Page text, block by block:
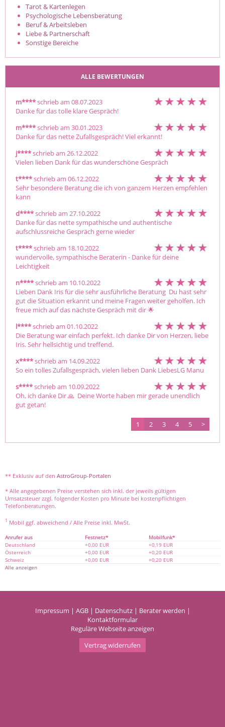
Tarot & Kartenlegen
Psychologische Lebensberatung
Beruf & Arbeitsleben
Liebe & Partnerschaft
Sonstige Bereiche
ALLE BEWERTUNGEN
m****schrieb am 08.07.2023
Danke für das tolle klare Gespräch!
m****schrieb am 30.01.2023
Danke für das nette Zufallsgespräch! Viel erkannt!
j****schrieb am 26.12.2022
Vielen lieben Dank für das wunderschöne Gespräch
t****schrieb am 06.12.2022
Sehr besondere Beratung die ich von ganzem Herzen empfehlen
kann
d****schrieb am 27.10.2022
Danke für das nette sympathische und authentische
aufschlussreiche Gespräch gerne wieder
t****schrieb am 18.10.2022
wundervolle, sympathische Beraterin - Danke für deine
Leichtigkeit
n****schrieb am 10.10.2022
Lieben Dank Iris für die sehr ausführliche Beratung  Du hast sehr
gut die Situation erkannt und meine Fragen weiter geholfen. Ich
freue mich auf das nächste Gespräch mit dir 🌟
l****schrieb am 01.10.2022
Die Beratung war einfach perfekt. Ich danke Dir von Herzen, liebe
Iris. Sehr hellsichtig und treffend.
x****schrieb am 14.09.2022
So ein tolles Zufallsgespräch, vielen lieben Dank LiebesLG Manu
s****schrieb am 10.09.2022
Oh, ich danke Dir 🙏  Deine Worte haben mir gerade unendlich
gut getan!
1 2 3 4 5 >
** Exklusiv auf den AstroGroup-Portalen
* Alle angegebenen Preise verstehen sich inkl. der jeweils gültigen
Umsatzsteuer zzgl. folgender Kosten pro Minute bei kostenpflichtigen
Telefonberatungen.
1 Mobil ggf. abweichend / Alle Preise inkl. MwSt.
Anrufer aus Festnetz*
Mobilfunk*
Deutschland
+0,00 EUR
+0,19 EUR
Österreich
+0,00 EUR
+0,20 EUR
Schweiz
+0,00 EUR
+0,20 EUR
Alle anzeigen
Impressum | AGB| Datenschutz| Berater werden |
Kontaktformular
Reguläre Webseite anzeigen
Vertrag widerrufen